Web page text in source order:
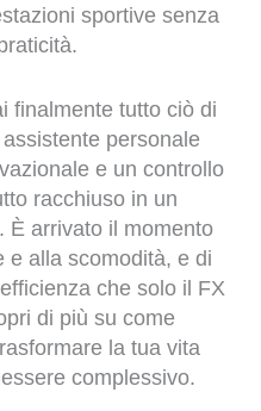
sportive senza
finalmente tutto ciò di
personale
e un controllo
racchiuso in un
È arrivato il momento
e alla scomodità, e di
che solo il FX
di più su come
la tua vita
complessivo.